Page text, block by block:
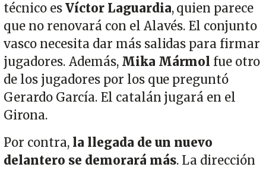
técnico esVíctor Laguardia, quien parece
que no renovará con el Alavés. El conjunto
vasco necesita dar más salidas para firmar
jugadores. Además, Mika Mármol fue otro
de los jugadores por los que preguntó
Gerardo García. El catalán jugará en el
Girona.
Por contra,la llegada de un nuevo
delantero se demorará más. La dirección